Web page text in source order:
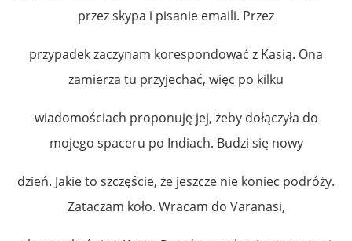
przez skypa i pisanie emaili. Przez
przypadek zaczynam korespondować z Kasią. Ona
zamierza tu przyjechać, więc po kilku
wiadomościach proponuję jej, żeby dołączyła do
mojego spaceru po Indiach. Budzi się nowy
dzień. Jakie to szczęście, że jeszcze nie koniec podróży.
Zataczam koło. Wracam do Varanasi,